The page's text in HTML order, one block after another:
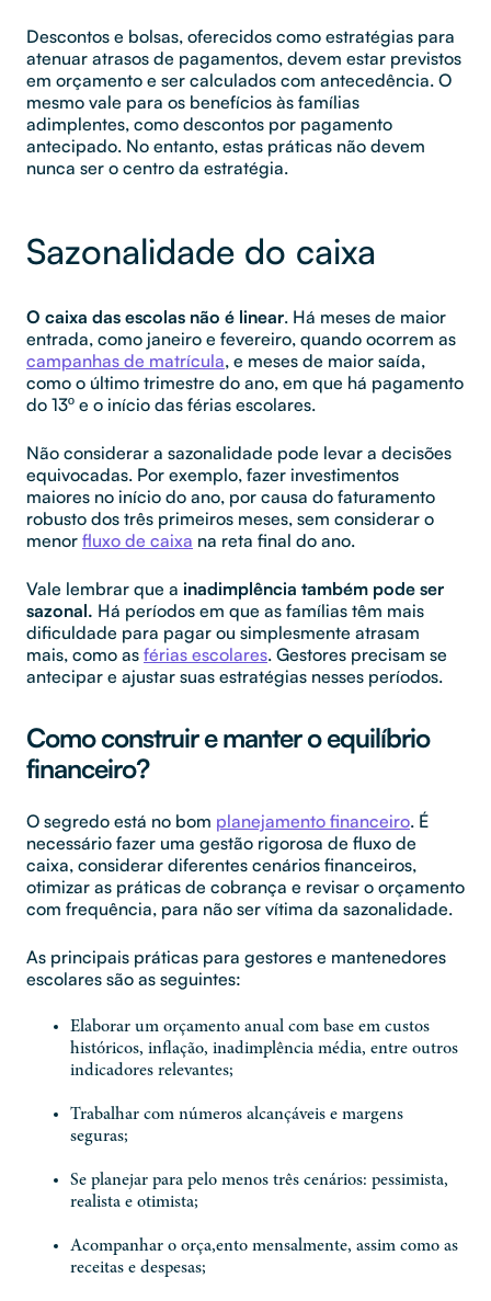
Descontos e bolsas, oferecidos como estratégias para
atenuar atrasos de pagamentos, devem estar previstos
em orçamento e ser calculados com antecedência. O
mesmo vale para os benefícios às famílias
adimplentes, como descontos por pagamento
antecipado. No entanto, estas práticas não devem
nunca ser o centro da estratégia.
Sazonalidade do caixa
O caixa das escolas não é linear. Há meses de maior
entrada, como janeiro e fevereiro, quando ocorrem as
campanhas de matrícula, e meses de maior saída,
como o último trimestre do ano, em que há pagamento
do 13º e o início das férias escolares.
Não considerar a sazonalidade pode levar a decisões
equivocadas. Por exemplo, fazer investimentos
maiores no início do ano, por causa do faturamento
robusto dos três primeiros meses, sem considerar o
menor fluxo de caixa na reta final do ano.
Vale lembrar que a inadimplência também pode ser
sazonal. Há períodos em que as famílias têm mais
dificuldade para pagar ou simplesmente atrasam
mais, como as férias escolares. Gestores precisam se
antecipar e ajustar suas estratégias nesses períodos.
Como construir e manter o equilíbrio
financeiro?
O segredo está no bom planejamento financeiro. É
necessário fazer uma gestão rigorosa de fluxo de
caixa, considerar diferentes cenários financeiros,
otimizar as práticas de cobrança e revisar o orçamento
com frequência, para não ser vítima da sazonalidade.
As principais práticas para gestores e mantenedores
escolares são as seguintes:
Elaborar um orçamento anual com base em custos
históricos, inflação, inadimplência média, entre outros
indicadores relevantes;
Trabalhar com números alcançáveis e margens
seguras;
Se planejar para pelo menos três cenários: pessimista,
realista e otimista;
Acompanhar o orça,ento mensalmente, assim como as
receitas e despesas;